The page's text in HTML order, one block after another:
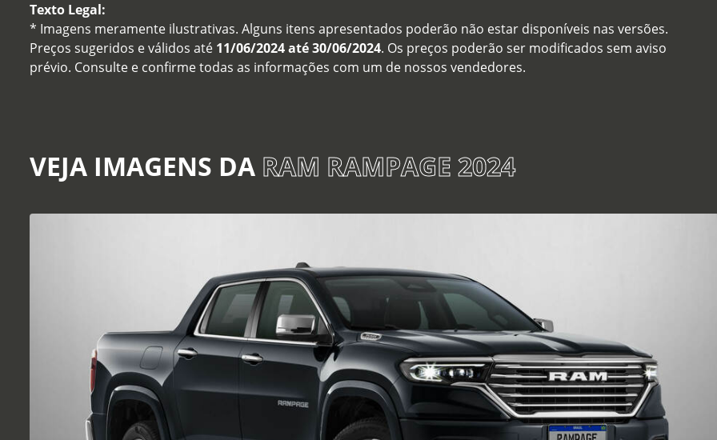
Texto Legal:
* Imagens meramente ilustrativas. Alguns itens apresentados poderão não estar disponíveis nas versões.
Preços sugeridos e válidos até 11/06/2024 até 30/06/2024. Os preços poderão ser modificados sem aviso
prévio. Consulte e confirme todas as informações com um de nossos vendedores.
VEJA IMAGENS DA RAM RAMPAGE 2024